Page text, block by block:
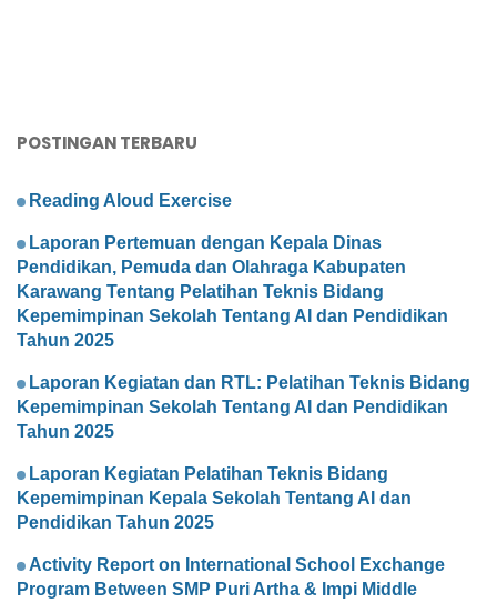
POSTINGAN TERBARU
Reading Aloud Exercise
Laporan Pertemuan dengan Kepala Dinas
Pendidikan, Pemuda dan Olahraga Kabupaten
Karawang Tentang Pelatihan Teknis Bidang
Kepemimpinan Sekolah Tentang AI dan Pendidikan
Tahun 2025
Laporan Kegiatan dan RTL: Pelatihan Teknis Bidang
Kepemimpinan Sekolah Tentang AI dan Pendidikan
Tahun 2025
Laporan Kegiatan Pelatihan Teknis Bidang
Kepemimpinan Kepala Sekolah Tentang AI dan
Pendidikan Tahun 2025
Activity Report on International School Exchange
Program Between SMP Puri Artha & Impi Middle